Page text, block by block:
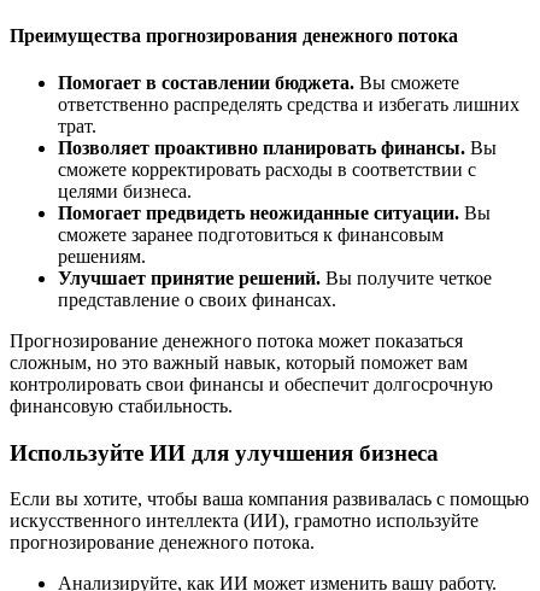
Преимущества прогнозирования денежного потока
Помогает в составлении бюджета. Вы сможете
ответственно распределять средства и избегать лишних
трат.
Позволяет проактивно планировать финансы. Вы
сможете корректировать расходы в соответствии с
целями бизнеса.
Помогает предвидеть неожиданные ситуации. Вы
сможете заранее подготовиться к финансовым
решениям.
Улучшает принятие решений. Вы получите четкое
представление о своих финансах.
Прогнозирование денежного потока может показаться
сложным, но это важный навык, который поможет вам
контролировать свои финансы и обеспечит долгосрочную
финансовую стабильность.
Используйте ИИ для улучшения бизнеса
Если вы хотите, чтобы ваша компания развивалась с помощью
искусственного интеллекта (ИИ), грамотно используйте
прогнозирование денежного потока.
Анализируйте, как ИИ может изменить вашу работу.